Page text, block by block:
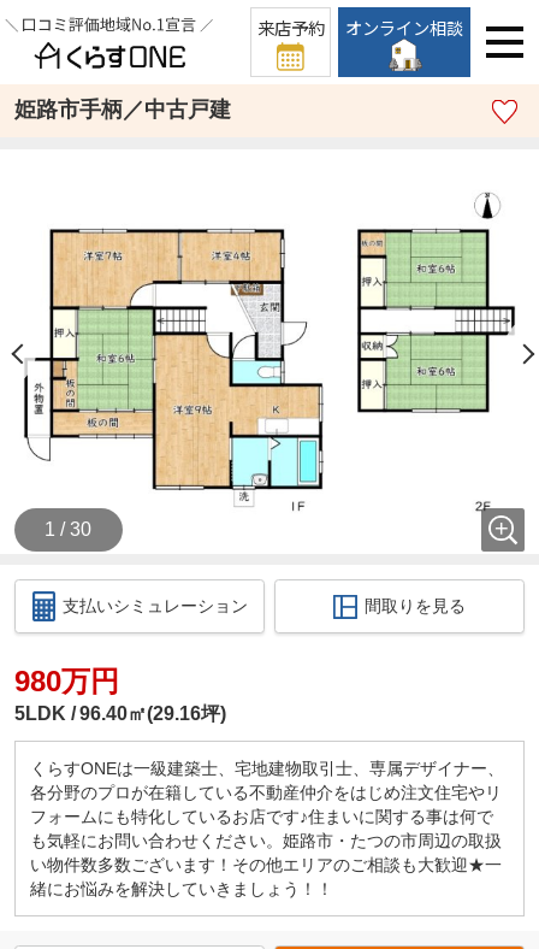
来店予約 オンライン相談
姫路市手柄／中古戸建
1 / 30
支払いシミュレーション 間取りを見る
980万円
5LDK 96.40㎡(29.16坪)
くらすONEは一級建築士、宅地建物取引士、専属デザイナー、
各分野のプロが在籍している不動産仲介をはじめ注文住宅やリ
フォームにも特化しているお店です♪住まいに関する事は何で
も気軽にお問い合わせください。姫路市・たつの市周辺の取扱
い物件数多数ございます！その他エリアのご相談も大歓迎★一
緒にお悩みを解決していきましょう！！